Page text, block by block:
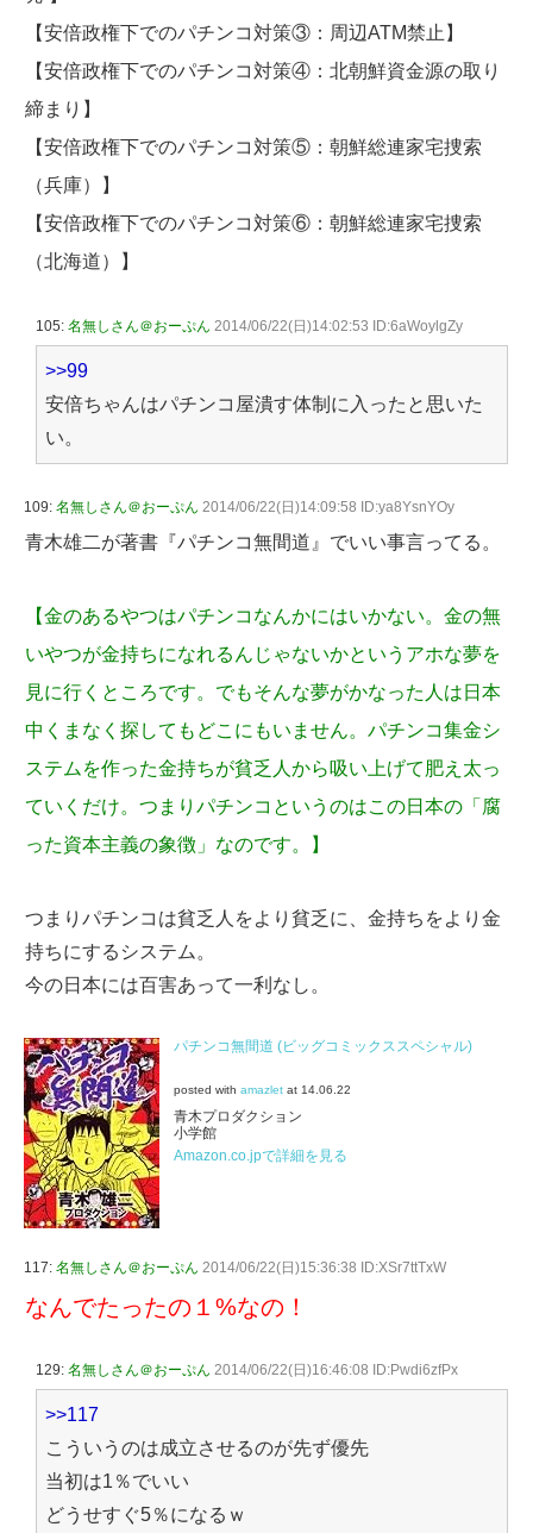
【安倍政権下でのパチンコ対策③：周辺ATM禁止】
【安倍政権下でのパチンコ対策④：北朝鮮資金源の取り
締まり】
【安倍政権下でのパチンコ対策⑤：朝鮮総連家宅捜索
（兵庫）】
【安倍政権下でのパチンコ対策⑥：朝鮮総連家宅捜索
（北海道）】
105: 名無しさん＠おーぷん 2014/06/22(日)14:02:53 ID:6aWoylgZy
>>99
安倍ちゃんはパチンコ屋潰す体制に入ったと思いた
い。
109: 名無しさん＠おーぷん 2014/06/22(日)14:09:58 ID:ya8YsnYOy
青木雄二が著書『パチンコ無間道』でいい事言ってる。
【金のあるやつはパチンコなんかにはいかない。金の無
いやつが金持ちになれるんじゃないかというアホな夢を
見に行くところです。でもそんな夢がかなった人は日本
中くまなく探してもどこにもいません。パチンコ集金シ
ステムを作った金持ちが貧乏人から吸い上げて肥え太っ
ていくだけ。つまりパチンコというのはこの日本の「腐
った資本主義の象徴」なのです。】
つまりパチンコは貧乏人をより貧乏に、金持ちをより金
持ちにするシステム。
今の日本には百害あって一利なし。
パチンコ無間道 (ビッグコミックススペシャル)
posted with amazlet at 14.06.22
青木プロダクション
小学館
Amazon.co.jpで詳細を見る
117: 名無しさん＠おーぷん 2014/06/22(日)15:36:38 ID:XSr7ttTxW
なんでたったの１%なの！
129: 名無しさん＠おーぷん 2014/06/22(日)16:46:08 ID:Pwdi6zfPx
>>117
こういうのは成立させるのが先ず優先
当初は1％でいい
どうせすぐ5％になるｗ